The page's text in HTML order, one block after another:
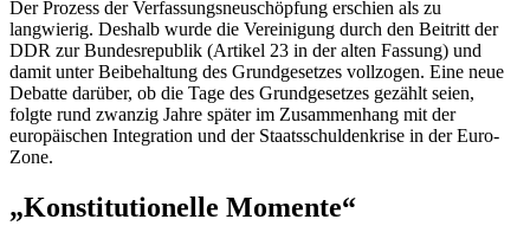
Der Prozess der Verfassungsneuschöpfung erschien als zu
langwierig. Deshalb wurde die Vereinigung durch den Beitritt der
DDR zur Bundesrepublik (Artikel 23 in der alten Fassung) und
damit unter Beibehaltung des Grundgesetzes vollzogen. Eine neue
Debatte darüber, ob die Tage des Grundgesetzes gezählt seien,
folgte rund zwanzig Jahre später im Zusammenhang mit der
europäischen Integration und der Staatsschuldenkrise in der Euro-
Zone.
„Konstitutionelle Momente“